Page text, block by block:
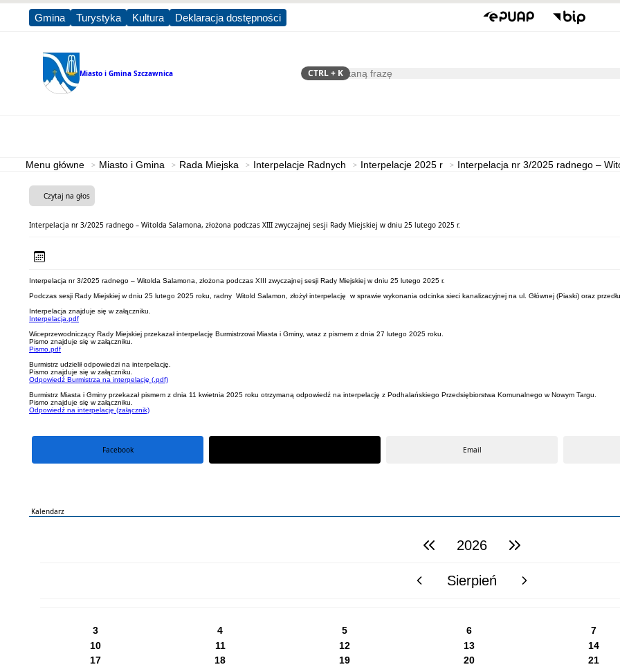
Gmina Turystyka Kultura Deklaracja dostępności
Miasto i Gmina Szczawnica Szukaj
CTRL+ K
Menu główne Miasto i Gmina Rada Miejska Interpelacje Radnych Interpelacje 2025 r Interpelacja nr 3/2025 radnego –
Czytaj na głos
Interpelacja nr 3/2025 radnego – Witolda Salamona, złożona podczas XIII zwyczajnej sesji Rady Miejskiej w dniu 25 lutego 2025 r.
Interpelacja nr 3/2025 radnego – Witolda Salamona, złożona podczas XIII zwyczajnej sesji Rady Miejskiej w dniu 25 lutego 2025 r.
Podczas sesji Rady Miejskiej w dniu 25 lutego 2025 roku, radny Witold Salamon, złożył interpelację w sprawie wykonania odcinka sieci kanalizacyjnej na ul. Głównej (Piaski) oraz
Interpelacja znajduje się w załączniku.
Interpelacja.pdf
Wiceprzewodniczący Rady Miejskiej przekazał interpelację Burmistrzowi Miasta i Gminy, wraz z pismem z dnia 27 lutego 2025 roku.
Pismo znajduje się w załączniku.
Pismo.pdf
Burmistrz udzielił odpowiedzi na interpelację.
Pismo znajduje się w załączniku.
Odpowiedź Burmistrza na interpelację (.pdf)
Burmistrz Miasta i Gminy przekazał pismem z dnia 11 kwietnia 2025 roku otrzymaną odpowiedź na interpelację z Podhalańskiego Przedsiębiorstwa Komunalnego w Nowym Targu.
Pismo znajduje się w załączniku.
Odpowiedź na interpelację (załącznik)
Facebook Email
Kalendarz
poprzedni rok2026 następny rok
poprzedni miesiącSierpień następny miesiąc
3
4 5 6 7
10
11 12 13 14
17
18 19 20 21